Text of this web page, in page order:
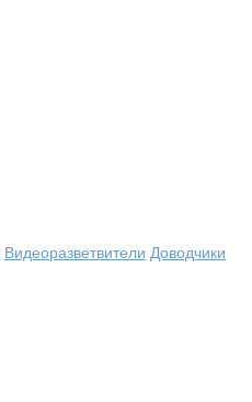
Видеоразветвители Доводчики